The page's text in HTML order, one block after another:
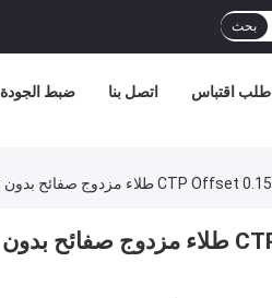
بحث
ضبط الجودة اتصل بنا طلب اقتباس